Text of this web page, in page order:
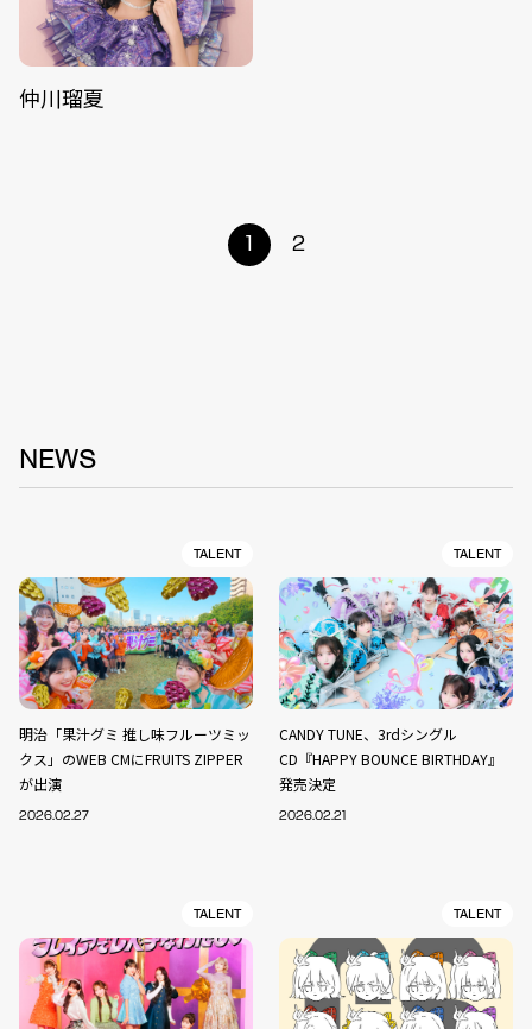
仲川瑠夏
1 2
NEWS
TALENT
明治「果汁グミ 推し味フルーツミッ
クス」のWEB CMにFRUITS ZIPPER
が出演
2026.02.27
TALENT
CANDY TUNE、3rdシングル
CD『HAPPY BOUNCE BIRTHDAY』
発売決定
2026.02.21
TALENT TALENT